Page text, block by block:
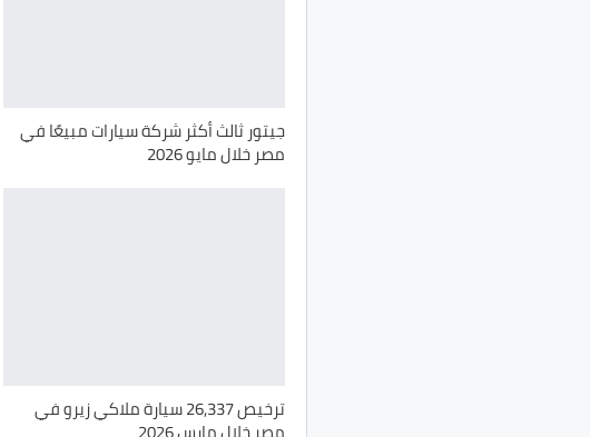
جيتور ثالث أكثر شركة سيارات مبيعًا في
مصر خلال مايو 2026
ترخيص 26,337 سيارة ملاكي زيرو في